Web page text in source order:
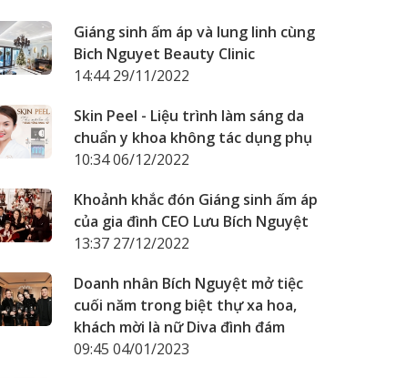
Giáng sinh ấm áp và lung linh cùng
Bich Nguyet Beauty Clinic
14:44 29/11/2022
Skin Peel - Liệu trình làm sáng da
chuẩn y khoa không tác dụng phụ
10:34 06/12/2022
Khoảnh khắc đón Giáng sinh ấm áp
của gia đình CEO Lưu Bích Nguyệt
13:37 27/12/2022
Doanh nhân Bích Nguyệt mở tiệc
cuối năm trong biệt thự xa hoa,
khách mời là nữ Diva đình đám
09:45 04/01/2023